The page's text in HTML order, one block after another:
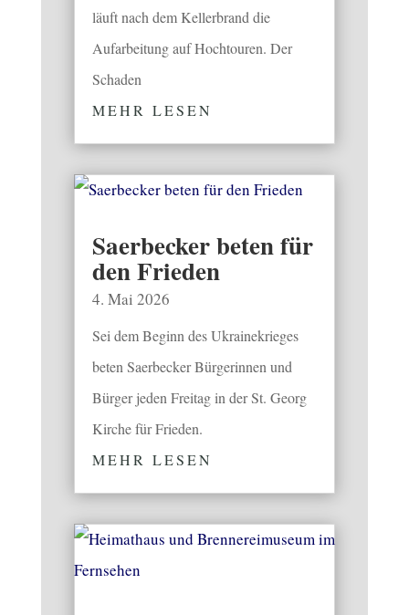
läuft nach dem Kellerbrand die
Aufarbeitung auf Hochtouren. Der
Schaden
MEHR LESEN
Saerbecker beten für
den Frieden
4. Mai 2026
Sei dem Beginn des Ukrainekrieges
beten Saerbecker Bürgerinnen und
Bürger jeden Freitag in der St. Georg
Kirche für Frieden.
MEHR LESEN